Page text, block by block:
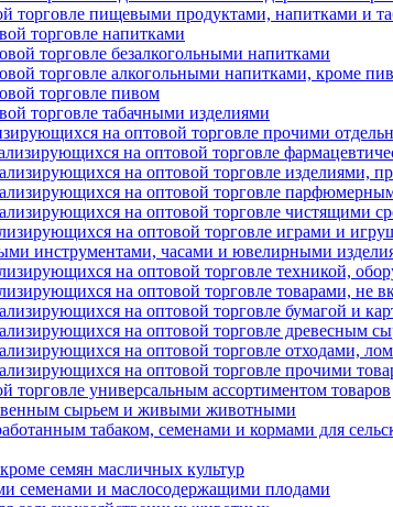
торговле пищевыми продуктами, напитками и
торговле напитками
торговле безалкогольными напитками
торговле алкогольными напитками, кроме
торговле пивом
торговле табачными изделиями
на оптовой торговле прочими
на оптовой торговле
на оптовой торговле изделиями,
на оптовой торговле
на оптовой торговле чистящими
на оптовой торговле играми и
инструментами, часами и ювелирными
на оптовой торговле техникой,
на оптовой торговле товарами, не
на оптовой торговле бумагой и
на оптовой торговле древесным
на оптовой торговле отходами,
на оптовой торговле прочими
торговле универсальным ассортиментом товаров
сырьем и живыми животными
табаком, семенами и кормами для
семян масличных культур
семенами и маслосодержащими плодами